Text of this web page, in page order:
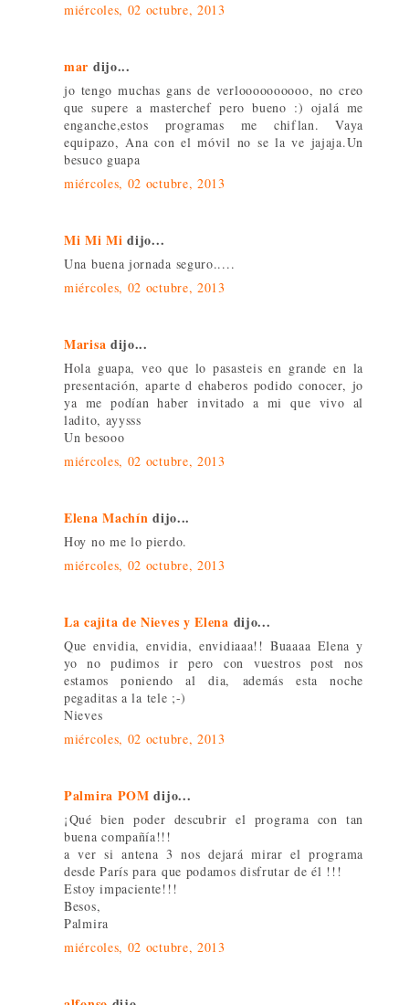
miércoles, 02 octubre, 2013
mar dijo...
jo tengo muchas gans de verloooooooooo, no creo
que supere a masterchef pero bueno :) ojalá me
enganche,estos programas me chiflan. Vaya
equipazo, Ana con el móvil no se la ve jajaja.Un
besuco guapa
miércoles, 02 octubre, 2013
Mi Mi Mi dijo...
Una buena jornada seguro.....
miércoles, 02 octubre, 2013
Marisa dijo...
Hola guapa, veo que lo pasasteis en grande en la
presentación, aparte d ehaberos podido conocer, jo
ya me podían haber invitado a mi que vivo al
ladito, ayysss
Un besooo
miércoles, 02 octubre, 2013
Elena Machín dijo...
Hoy no me lo pierdo.
miércoles, 02 octubre, 2013
La cajita de Nieves y Elena dijo...
Que envidia, envidia, envidiaaa!! Buaaaa Elena y
yo no pudimos ir pero con vuestros post nos
estamos poniendo al dia, además esta noche
pegaditas a la tele ;-)
Nieves
miércoles, 02 octubre, 2013
Palmira POM dijo...
¡Qué bien poder descubrir el programa con tan
buena compañía!!!
a ver si antena 3 nos dejará mirar el programa
desde París para que podamos disfrutar de él !!!
Estoy impaciente!!!
Besos,
Palmira
miércoles, 02 octubre, 2013